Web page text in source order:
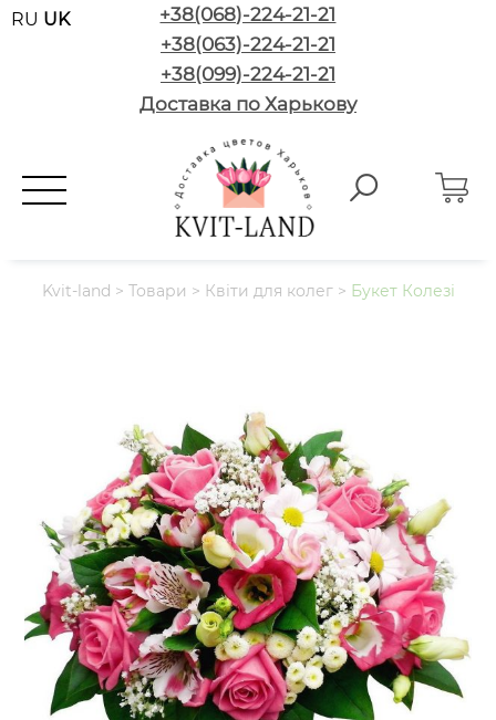
RU UK
+38(068)-224-21-21
+38(063)-224-21-21
+38(099)-224-21-21
Доставка по Харькову
Kvit-land > Товари > Квіти для колег> Букет Колезі